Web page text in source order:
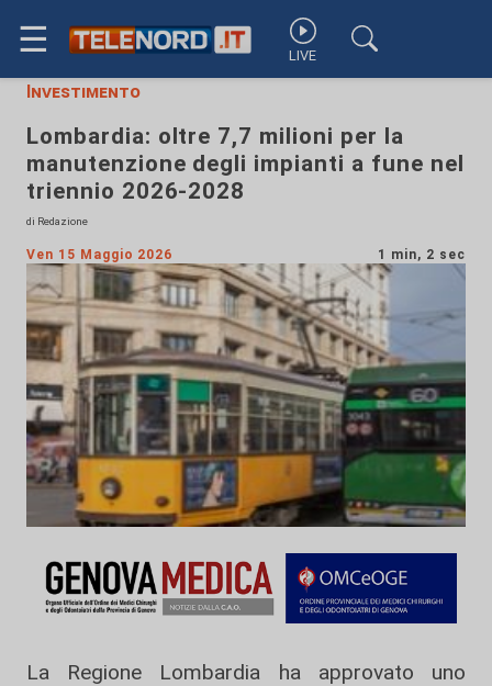
☰ LIVE
Investimento
Lombardia: oltre 7,7 milioni per la
manutenzione degli impianti a fune nel
triennio 2026-2028
di Redazione
Ven 15 Maggio 2026 1 min, 2 sec
La Regione Lombardia ha approvato uno